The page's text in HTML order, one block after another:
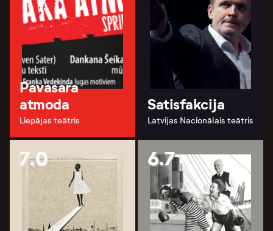
Pavasara
atmoda
Liepājas teātris
Satisfakcija
Latvijas Nacionālais teātris
7.0 6.7